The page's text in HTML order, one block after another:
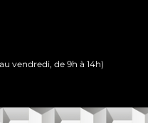
vendredi, de 9h à 14h)